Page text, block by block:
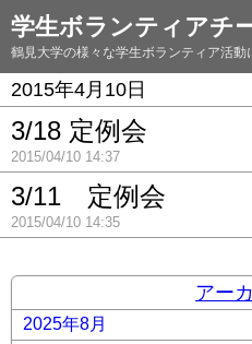
学生ボランティアチ
鶴見大学の様々な学生ボランティア活動
2015年4月10日
3/18 定例会
2015/04/10 14:37
3/11 定例会
2015/04/10 14:35
アー
2025年8月